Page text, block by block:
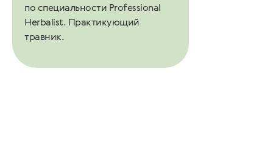
по специальности Professional
Herbalist. Практикующий
травник.